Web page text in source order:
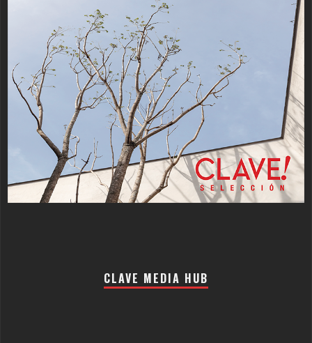
CLAVE MEDIA HUB